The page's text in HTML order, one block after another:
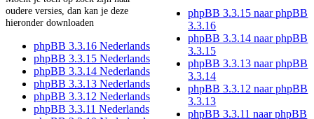
oudere versies, dan kan je deze
hieronder downloaden
phpBB 3.3.16 Nederlands
phpBB 3.3.15 Nederlands
phpBB 3.3.14 Nederlands
phpBB 3.3.13 Nederlands
phpBB 3.3.12 Nederlands
phpBB 3.3.11 Nederlands
phpBB 3.3.15 naar phpBB
3.3.16
phpBB 3.3.14 naar phpBB
3.3.15
phpBB 3.3.13 naar phpBB
3.3.14
phpBB 3.3.12 naar phpBB
3.3.13
phpBB 3.3.11 naar phpBB